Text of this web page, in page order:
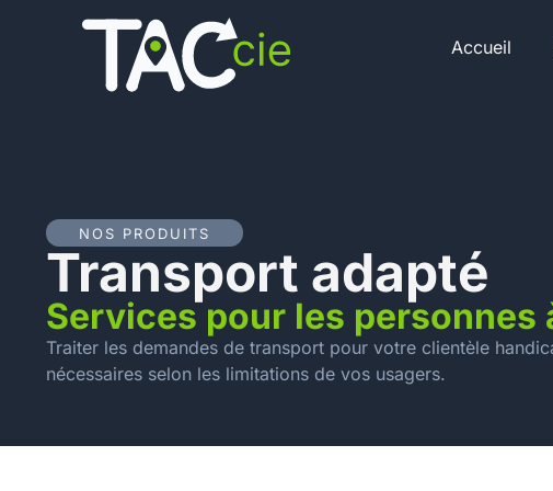
Accueil
NOS PRODUITS
Transport adapté
Services pour les personnes
Traiter les demandes de transport pour votre clientèle
nécessaires selon les limitations de vos usagers.